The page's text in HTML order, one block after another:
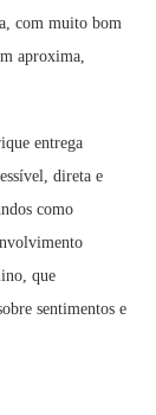
com muito bom
aproxima,
entrega
direta e
como
que
sentimentos e